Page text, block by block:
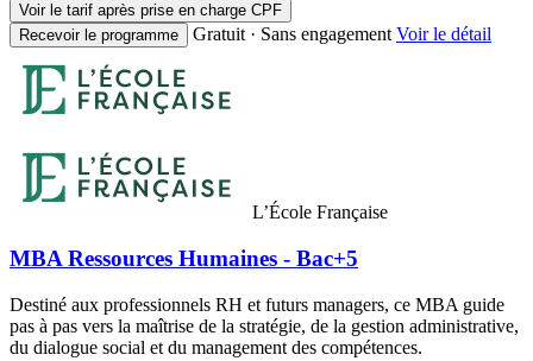
Voir le tarif après prise en charge CPF
Recevoir le programme
Gratuit · Sans engagement Voir le détail
L’École Française
MBA Ressources Humaines - Bac+5
Destiné aux professionnels RH et futurs managers, ce MBA guide
pas à pas vers la maîtrise de la stratégie, de la gestion administrative,
du dialogue social et du management des compétences.